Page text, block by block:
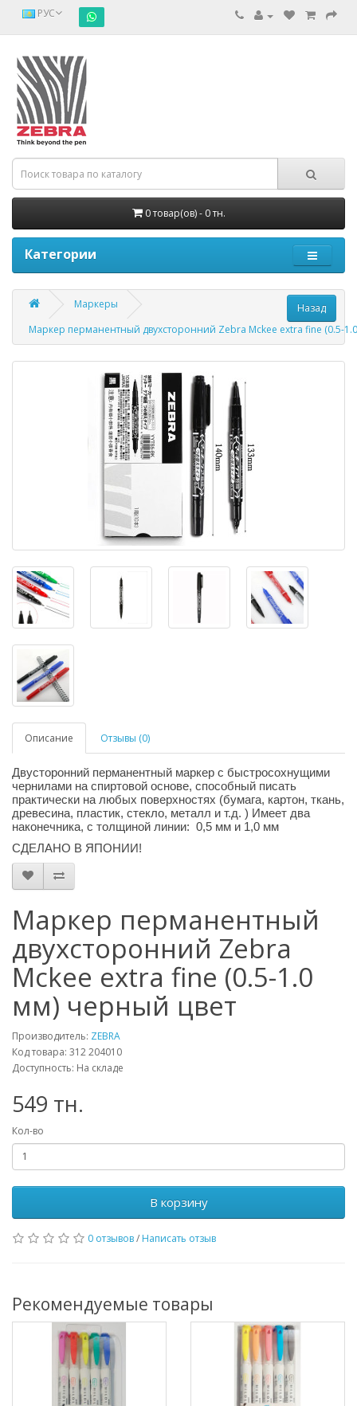
РУС
0 товар(ов) - 0 тн.
Категории
Маркеры
Маркер перманентный двухсторонний Zebra Mckee extra fine (0.5-
Описание Отзывы (0)
Двусторонний перманентный маркер с быстросохнущими
чернилами на спиртовой основе, способный писать
практически на любых поверхностях (бумага, картон, ткань,
древесина, пластик, стекло, металл и т.д. ) Имеет два
наконечника, с толщиной линии: 0,5 мм и 1,0 мм
СДЕЛАНО В ЯПОНИИ!
Маркер перманентный
двухсторонний Zebra
Mckee extra fine (0.5-1.0
мм) черный цвет
Производитель: ZEBRA
Код товара: 312 204010
Доступность: На складе
549 тн.
Кол-во
В корзину
0 отзывов/ Написать отзыв
Рекомендуемые товары